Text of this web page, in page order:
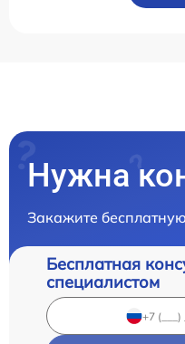
Нужна
Закажите
Бесплатная
специалистом